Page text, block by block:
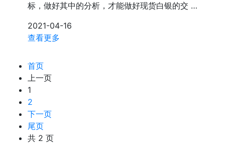
标，做好其中的分析，才能做好现货白银的交 …
2021-04-16
查看更多
首页
上一页
1
2
下一页
尾页
共 2 页